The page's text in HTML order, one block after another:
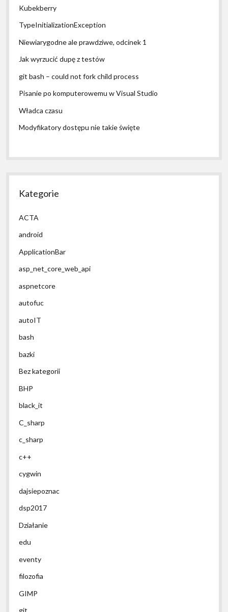
Kubekberry
TypeInitializationException
Niewiarygodne ale prawdziwe, odcinek 1
Jak wyrzucić dupę z testów
git bash – could not fork child process
Pisanie po komputerowemu w Visual Studio
Władca czasu
Modyfikatory dostępu nie takie święte
Kategorie
ACTA
android
ApplicationBar
asp_net_core_web_api
aspnetcore
autofuc
autoIT
bash
bazki
Bez kategorii
BHP
black_it
C_sharp
c_sharp
c++
cygwin
dajsiepoznac
dsp2017
Działanie
edu
eventy
filozofia
GIMP
git